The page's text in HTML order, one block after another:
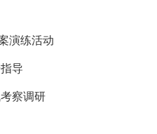
演练活动
导
察调研